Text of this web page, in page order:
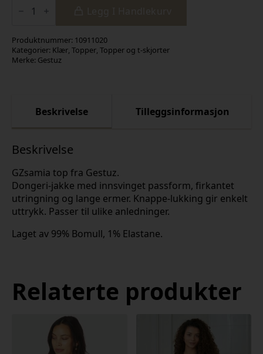
Produktnummer: 10911020
Kategorier: Klær, Topper, Topper og t-skjorter
Merke: Gestuz
Beskrivelse Tilleggsinformasjon
Beskrivelse
GZsamia top fra Gestuz.
Dongeri-jakke med innsvinget passform, firkantet
utringning og lange ermer. Knappe-lukking gir enkelt
uttrykk. Passer til ulike anledninger.
Laget av 99% Bomull, 1% Elastane.
Relaterte produkter